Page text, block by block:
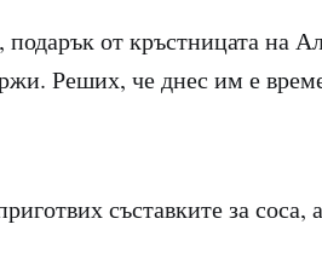
от кръстницата на
Реших, че днес им е
съставките за соса,